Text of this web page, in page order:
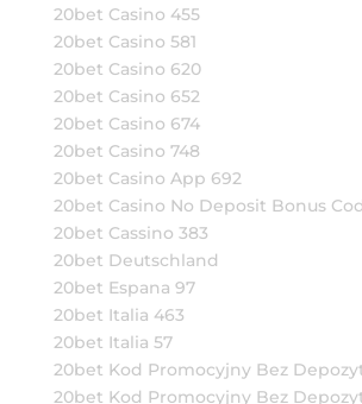
20bet Casino 455
20bet Casino 581
20bet Casino 620
20bet Casino 652
20bet Casino 674
20bet Casino 748
20bet Casino App 692
20bet Casino No Deposit Bonus
20bet Cassino 383
20bet Deutschland
20bet Espana 97
20bet Italia 463
20bet Italia 57
20bet Kod Promocyjny Bez
20bet Kod Promocyjny Bez